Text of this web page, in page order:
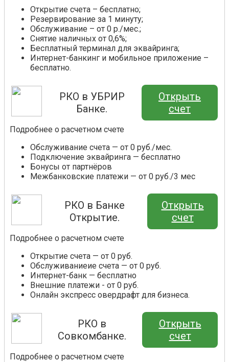
Открытие счета – бесплатно;
Резервирование за 1 минуту;
Обслуживание – от 0 р./мес.;
Снятие наличных от 0,6%;
Бесплатный терминал для эквайринга;
Интернет-банкинг и мобильное приложение –
бесплатно.
РКО в УБРИР
Банке.
Открыть
счет
Подробнее о расчетном счете
Обслуживание счета — от 0 руб./мес.
Подключение эквайринга — бесплатно
Бонусы от партнёров
Межбанковские платежи — от 0 руб./3 мес
РКО в Банке
Открытие.
Открыть
счет
Подробнее о расчетном счете
Открытие счета — от 0 руб.
Обслуживаниеие счета — от 0 руб.
Интернет-банк — бесплатно
Внешние платежи - от 0 руб.
Онлайн экспресс овердрафт для бизнеса.
РКО в
Совкомбанке.
Открыть
счет
Подробнее о расчетном счете